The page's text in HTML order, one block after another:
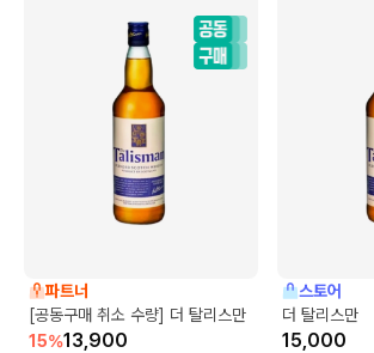
파트너
[공동구매 취소 수량] 더 탈리스만
15%13,900
스토어
더 탈리스만
15,000